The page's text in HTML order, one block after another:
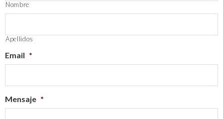
Nombre
Apellidos
Email *
Mensaje *